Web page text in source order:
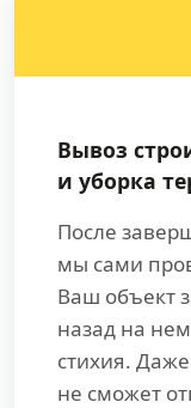
Вывоз
и уборка
После
мы сами
Ваш объект
назад на
стихия.
не сможет